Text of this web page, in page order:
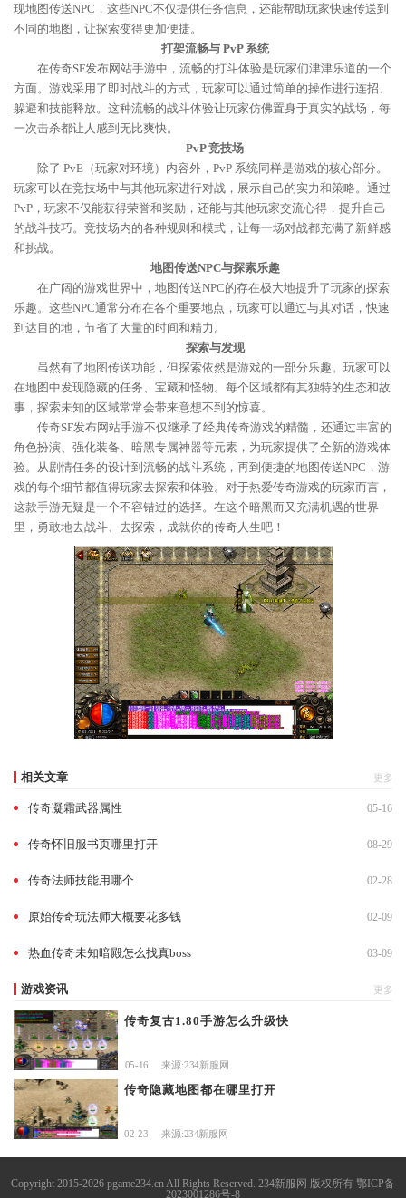
现地图传送NPC，这些NPC不仅提供任务信息，还能帮助玩家快速传送到
不同的地图，让探索变得更加便捷。
打架流畅与 PvP 系统
在传奇SF发布网站手游中，流畅的打斗体验是玩家们津津乐道的一个
方面。游戏采用了即时战斗的方式，玩家可以通过简单的操作进行连招、
躲避和技能释放。这种流畅的战斗体验让玩家仿佛置身于真实的战场，每
一次击杀都让人感到无比爽快。
PvP 竞技场
除了 PvE（玩家对环境）内容外，PvP 系统同样是游戏的核心部分。
玩家可以在竞技场中与其他玩家进行对战，展示自己的实力和策略。通过
PvP，玩家不仅能获得荣誉和奖励，还能与其他玩家交流心得，提升自己
的战斗技巧。竞技场内的各种规则和模式，让每一场对战都充满了新鲜感
和挑战。
地图传送NPC与探索乐趣
在广阔的游戏世界中，地图传送NPC的存在极大地提升了玩家的探索
乐趣。这些NPC通常分布在各个重要地点，玩家可以通过与其对话，快速
到达目的地，节省了大量的时间和精力。
探索与发现
虽然有了地图传送功能，但探索依然是游戏的一部分乐趣。玩家可以
在地图中发现隐藏的任务、宝藏和怪物。每个区域都有其独特的生态和故
事，探索未知的区域常常会带来意想不到的惊喜。
传奇SF发布网站手游不仅继承了经典传奇游戏的精髓，还通过丰富的
角色扮演、强化装备、暗黑专属神器等元素，为玩家提供了全新的游戏体
验。从剧情任务的设计到流畅的战斗系统，再到便捷的地图传送NPC，游
戏的每个细节都值得玩家去探索和体验。对于热爱传奇游戏的玩家而言，
这款手游无疑是一个不容错过的选择。在这个暗黑而又充满机遇的世界
里，勇敢地去战斗、去探索，成就你的传奇人生吧！
相关文章 更多
传奇凝霜武器属性 05-16
传奇怀旧服书页哪里打开 08-29
传奇法师技能用哪个 02-28
原始传奇玩法师大概要花多钱 02-09
热血传奇未知暗殿怎么找真boss 03-09
游戏资讯 更多
传奇复古1.80手游怎么升级快
05-16 来源:234新服网
传奇隐藏地图都在哪里打开
02-23 来源:234新服网
Copyright 2015-2026 pgame234.cn All Rights Reserved. 234新服网 版权所有 鄂ICP备
2023001286号-8